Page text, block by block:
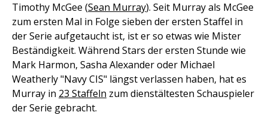
Timothy McGee (Sean Murray). Seit Murray als McGee
zum ersten Mal in Folge sieben der ersten Staffel in
der Serie aufgetaucht ist, ist er so etwas wie Mister
Beständigkeit. Während Stars der ersten Stunde wie
Mark Harmon, Sasha Alexander oder Michael
Weatherly "Navy CIS" längst verlassen haben, hat es
Murray in 23 Staffeln zum dienstältesten Schauspieler
der Serie gebracht.